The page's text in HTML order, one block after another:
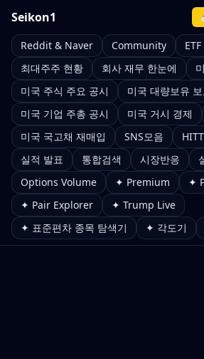
Seikon1
Reddit & Naver Community
최대주주 현황
회사 재무 한눈에
미국 주식 주요 공시
미국 대량보유
미국 기업 주총 공시
미국 거시 경제
미국 국고채 재매입
SNS모음
실적 발표
통합검색 시장반응
Options Volume
✦ Premium
✦
✦ Pair Explorer
✦ Trump Live
✦ 표준편차 종목 탐색기
✦ 각도기